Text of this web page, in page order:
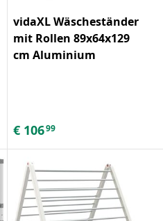
vidaXL Wäscheständer
mit Rollen 89x64x129
cm Aluminium
€ 10699